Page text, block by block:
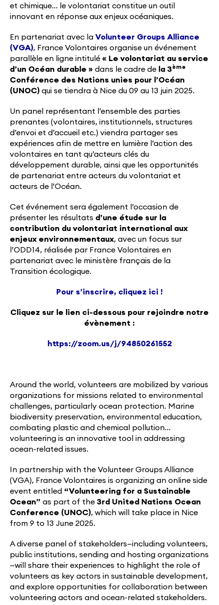
et chimique… le volontariat constitue un outil
innovant en réponse aux enjeux océaniques.
En partenariat avec la Volunteer Groups Alliance
(VGA), France Volontaires organise un événement
parallèle en ligne intitulé « Le volontariat au service
d’un Océan durable » dans le cadre de la 3ème
Conférence des Nations unies pour l’Océan
(UNOC) qui se tiendra à Nice du 09 au 13 juin 2025.
Un panel représentant l’ensemble des parties
prenantes (volontaires, institutionnels, structures
d’envoi et d’accueil etc.) viendra partager ses
expériences afin de mettre en lumière l’action des
volontaires en tant qu’acteurs clés du
développement durable, ainsi que les opportunités
de partenariat entre acteurs du volontariat et
acteurs de l’Océan.
Cet événement sera également l’occasion de
présenter les résultats d’une étude sur la
contribution du volontariat international aux
enjeux environnementaux, avec un focus sur
l’ODD14, réalisée par France Volontaires en
partenariat avec le ministère français de la
Transition écologique.
Pour s’inscrire, cliquez ici !
Cliquez sur le lien ci-dessous pour rejoindre notre
évènement :
https://zoom.us/j/94850261552
Around the world, volunteers are mobilized by various
organizations for missions related to environmental
challenges, particularly ocean protection. Marine
biodiversity preservation, environmental education,
combating plastic and chemical pollution…
volunteering is an innovative tool in addressing
ocean-related issues.
In partnership with the Volunteer Groups Alliance
(VGA), France Volontaires is organizing an online side
event entitled “Volunteering for a Sustainable
Ocean” as part of the 3rd United Nations Ocean
Conference (UNOC), which will take place in Nice
from 9 to 13 June 2025.
A diverse panel of stakeholders—including volunteers,
public institutions, sending and hosting organizations
—will share their experiences to highlight the role of
volunteers as key actors in sustainable development,
and explore opportunities for collaboration between
volunteering actors and ocean-related stakeholders.